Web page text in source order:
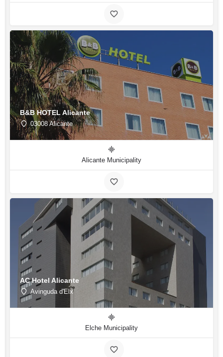
B&B HOTEL Alicante
03008 Alicante
Alicante Municipality
AC Hotel Alicante
Avinguda d'Elx
Elche Municipality